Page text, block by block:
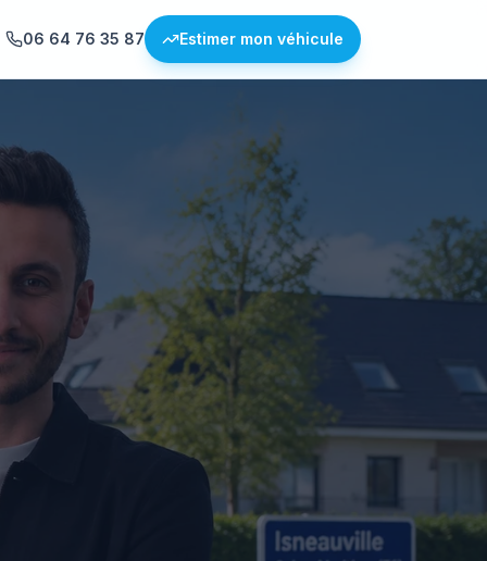
06 64 76 35 87 Estimer mon véhicule